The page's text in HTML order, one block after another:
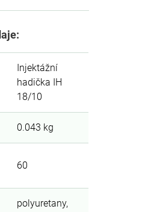
Injektážní
hadička IH
18/10
0.043 kg
60
polyuretany,